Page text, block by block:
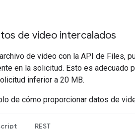
de video intercalados
de video con la API de Files,
en la solicitud. Esto es adecuado
inferior a 20 MB.
de cómo proporcionar datos de
REST